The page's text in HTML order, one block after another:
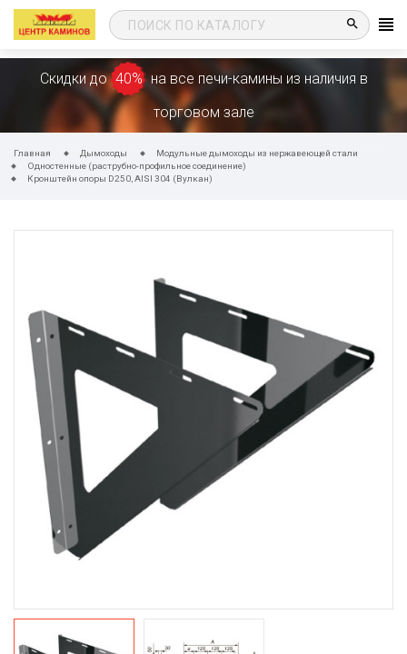
search
Скидки до 40% на все печи-камины из наличия в
торговом зале
Главная Дымоходы
Модульные дымоходы из нержавеющей стали
Одностенные (раструбно-профильное соединение)
Кронштейн опоры D250, AISI 304 (Вулкан)